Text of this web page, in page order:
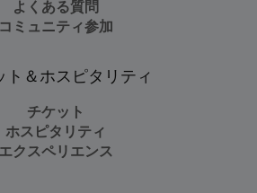
よくある質問
コミュニティ参加
ト＆ホスピタリティ
チケット
ホスピタリティ
エクスペリエンス